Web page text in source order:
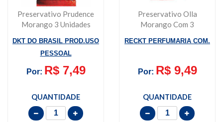
Preservativo Prudence
Morango 3 Unidades
DKT DO BRASIL PROD.USO
PESSOAL
Por: R$ 7,49
QUANTIDADE
Preservativo Olla
Morango Com 3
RECKT PERFUMARIA COM.
Por: R$ 9,49
QUANTIDADE